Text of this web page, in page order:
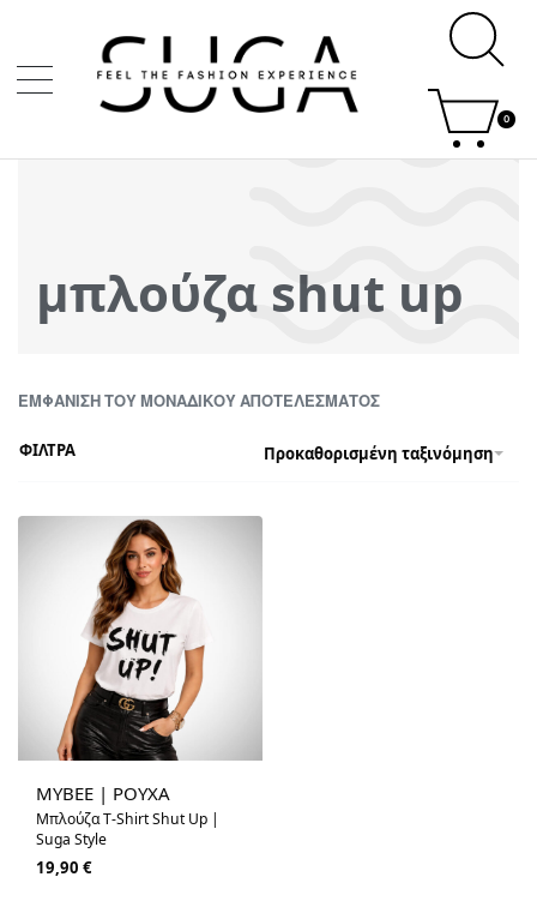
0
μπλούζα shut up
ΕΜΦΆΝΙΣΗ ΤΟΥ ΜΟΝΑΔΙΚΟΎ ΑΠΟΤΕΛΈΣΜΑΤΟΣ
Προκαθορισμένη ταξινόμηση
ΦΙΛΤΡΑ
MYBEE | ΡΟΥΧΑ
Μπλούζα T-Shirt Shut Up |
Suga Style
19,90 €